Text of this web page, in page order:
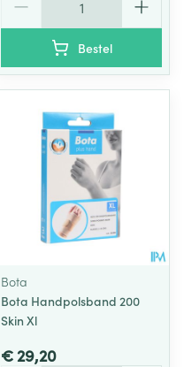
Bestel
Bota
Bota Handpolsband 200
Skin Xl
€ 29,20